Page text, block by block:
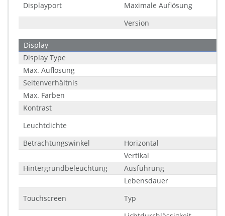
Displayport
Maximale Auflösung
Version
Display
Display Type
Max. Auflösung
Seitenverhältnis
Max. Farben
Kontrast
Leuchtdichte
Betrachtungswinkel
Horizontal
Vertikal
Hintergrundbeleuchtung
Ausführung
Lebensdauer
Touchscreen
Typ